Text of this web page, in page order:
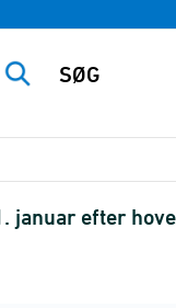
januar efter